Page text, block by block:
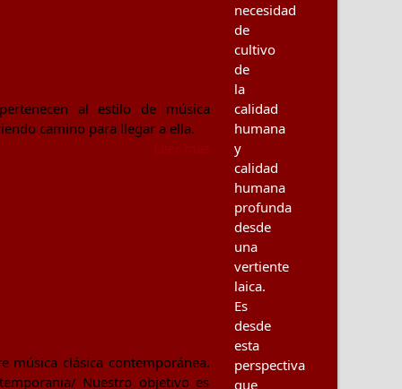
al estilo de música
camino para llegar a ella.
clásica contemporánea.
Nuestro objetivo es
necesidad
de
cultivo
de
la
calidad
humana
y
calidad
humana
profunda
desde
una
vertiente
laica.
Es
desde
esta
perspectiva
que